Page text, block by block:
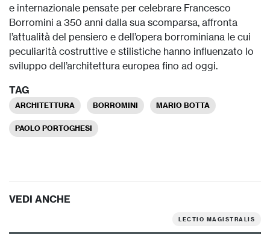
e internazionale pensate per celebrare Francesco
Borromini a 350 anni dalla sua scomparsa, affronta
l’attualità del pensiero e dell’opera borrominiana le cui
peculiarità costruttive e stilistiche hanno influenzato lo
sviluppo dell’architettura europea fino ad oggi.
TAG
ARCHITETTURA BORROMINI MARIO BOTTA
PAOLO PORTOGHESI
VEDI ANCHE
LECTIO MAGISTRALIS